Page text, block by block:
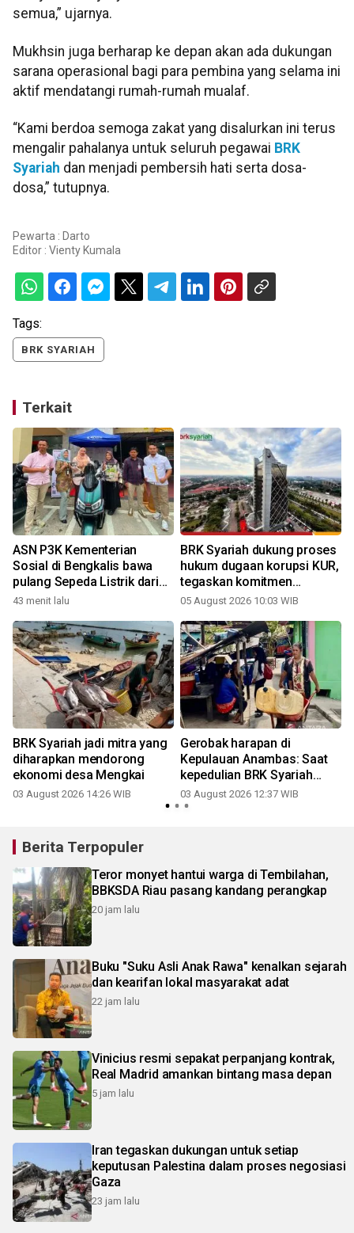
semua,” ujarnya.
Mukhsin juga berharap ke depan akan ada dukungan
sarana operasional bagi para pembina yang selama ini
aktif mendatangi rumah-rumah mualaf.
“Kami berdoa semoga zakat yang disalurkan ini terus
mengalir pahalanya untuk seluruh pegawai BRK
Syariah dan menjadi pembersih hati serta dosa-
dosa,” tutupnya.
Pewarta : Darto
Editor : Vienty Kumala
Tags:
BRK SYARIAH
Terkait
ASN P3K Kementerian
Sosial di Bengkalis bawa
pulang Sepeda Listrik dari
Program Bedelau BRK
43 menit lalu
BRK Syariah dukung proses
hukum dugaan korupsi KUR,
tegaskan komitmen
berantas fraud
05 August 2026 10:03 WIB
BRK Syariah jadi mitra yang
diharapkan mendorong
ekonomi desa Mengkai
03 August 2026 14:26 WIB
Gerobak harapan di
Kepulauan Anambas: Saat
kepedulian BRK Syariah
menjaga mimpi anak-anak
03 August 2026 12:37 WIB
Berita Terpopuler
Teror monyet hantui warga di Tembilahan,
BBKSDA Riau pasang kandang perangkap
20 jam lalu
Buku "Suku Asli Anak Rawa" kenalkan sejarah
dan kearifan lokal masyarakat adat
22 jam lalu
Vinicius resmi sepakat perpanjang kontrak,
Real Madrid amankan bintang masa depan
5 jam lalu
Iran tegaskan dukungan untuk setiap
keputusan Palestina dalam proses negosiasi
Gaza
23 jam lalu